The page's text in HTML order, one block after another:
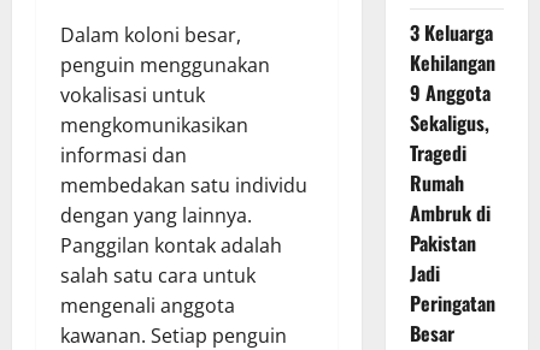
Dalam koloni besar,
penguin menggunakan
vokalisasi untuk
mengkomunikasikan
informasi dan
membedakan satu individu
dengan yang lainnya.
Panggilan kontak adalah
salah satu cara untuk
mengenali anggota
kawanan. Setiap penguin
3 Keluarga
Kehilangan
9 Anggota
Sekaligus,
Tragedi
Rumah
Ambruk di
Pakistan
Jadi
Peringatan
Besar